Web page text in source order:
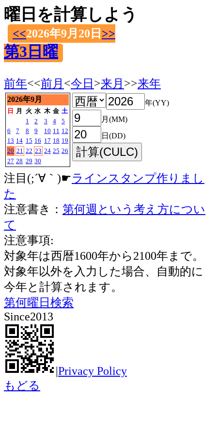
曜日を計算しよう
<<2026年9月20日 >>
第3日曜
前年<<前月 <今日 >来月 >>来年
2026年9月
日 月 火 水 木 金 土
1
2 3 4
5
6
7 8 9 10 11 12
13 14 15 16 17 18 19
20 21 22 23 24 25 26
27 28 29 30
年(YY)
月(MM)
日(DD)
注目(;´∀｀)☛ラインスタンプ作りまし
た
注意書き： 第何週という考え方につい
て
注意事項:
対象年は西暦1600年から2100年まで。
対象年以外を入力した場合、自動的に
今年と計算されます。
第何曜日検索
Since2013
|Privacy Policy
もどる